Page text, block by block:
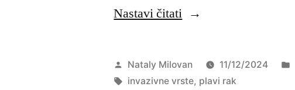
Nastavi čitati “Lokacije
u
Objavio
Nataly Milovan 11/12/2024
Oznake:
invazivne vrste, plavi rak